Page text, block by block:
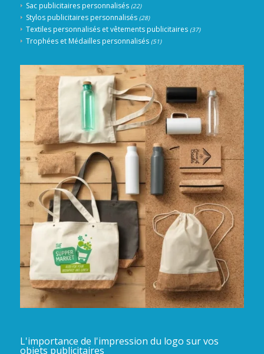
Sac publicitaires personnalisés (22)
Stylos publicitaires personnalisés (28)
Textiles personnalisés et vêtements publicitaires (37)
Trophées et Médailles personnalisés (51)
L'importance de l'impression du logo sur vos
objets publicitaires